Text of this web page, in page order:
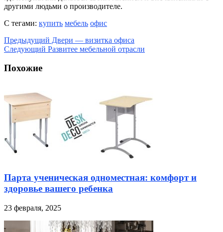
другими людьми о производителе.
С тегами: купить мебель офис
Предыдущий Двери — визитка офиса
Следующий Развитее мебельной отрасли
Похожие
Парта ученическая одноместная: комфорт и
здоровье вашего ребенка
23 февраля, 2025